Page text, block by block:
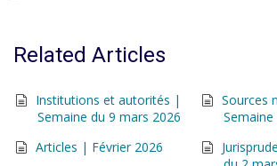
Related Articles
Institutions et autorités |
Semaine du 9 mars 2026
Sources
Articles | Février 2026